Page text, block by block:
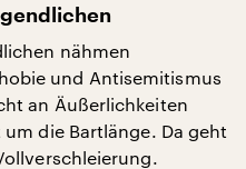
nähmen
und Antisemitismus
an Äußerlichkeiten
die Bartlänge. Da geht